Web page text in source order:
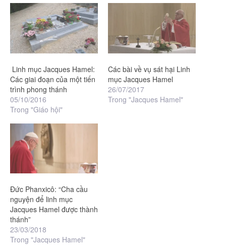
Linh mục Jacques Hamel:
Các giai đoạn của một tiến
trình phong thánh
05/10/2016
Trong "Giáo hội"
Các bài về vụ sát hại Linh
mục Jacques Hamel
26/07/2017
Trong "Jacques Hamel"
Đức Phanxicô: “Cha cầu
nguyện để linh mục
Jacques Hamel được thành
thánh”
23/03/2018
Trong "Jacques Hamel"